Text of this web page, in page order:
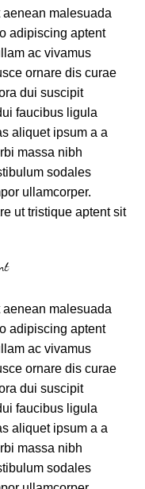
malesuada
adipiscing aptent
ac vivamus
ornare dis curae
dui suscipit
faucibus ligula
aliquet ipsum a a
massa nibh
sodales
ullamcorper.
ut tristique aptent sit
malesuada
adipiscing aptent
ac vivamus
ornare dis curae
dui suscipit
faucibus ligula
aliquet ipsum a a
massa nibh
sodales